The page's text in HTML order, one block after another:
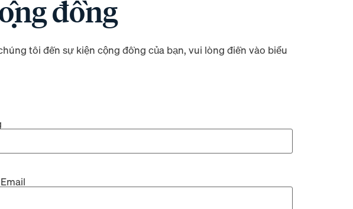
đồng
tôi đến sự kiện cộng đồng của bạn, vui lòng điền vào biểu